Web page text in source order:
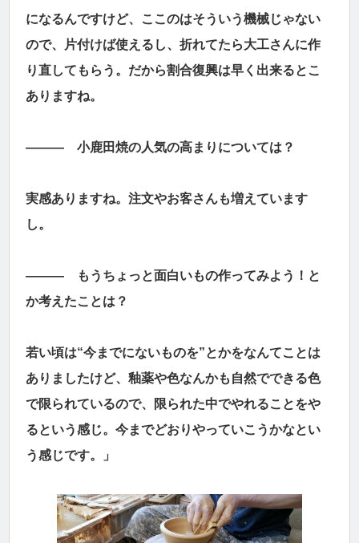
になるんですけど、ここのはそういう機械じゃない
ので、片付けば使えるし、折れてたら大工さんに作
り直してもらう。だから割合復興は早く出来るとこ
ありますね。
――― 小鹿田焼の人気の高まりについては？
実感ありますね。注文やお客さんも増えています
し。
――― もうちょっと面白いもの作ってみよう！と
か考えたことは？
若い頃は“今までにないものを”とかをなんてことは
ありましたけど、釉薬や色なんかも自然でできる色
で限られているので、限られた中でやれることをや
るという感じ。今までどおりやっていこうかなとい
う感じです。」